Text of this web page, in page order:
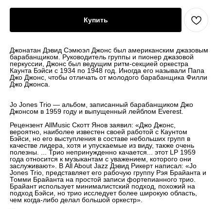
Купить
Джонатан Дэвид Сэмюэл Джонс был американским джазовым
барабанщиком. Руководитель группы и пионер джазовой
перкуссии, Джонс был ведущим ритм-секцией оркестра
Каунта Бэйси с 1934 по 1948 год. Иногда его называли Папа
Джо Джонс, чтобы отличать от молодого барабанщика Филли
Джо Джонса.
Jo Jones Trio — альбом, записанный барабанщиком Джо
Джонсом в 1959 году и выпущенный лейблом Everest.
Рецензент AllMusic Скотт Янов заявил: «Джо Джонс,
вероятно, наиболее известен своей работой с Каунтом
Бэйси, но его выступления в составе небольших групп в
качестве лидера, хотя и упускаемые из виду, также очень
полезны. ... Трио непринужденно качается... этот LP 1959
года относится к музыкантам с уважением, которого они
заслуживают». В All About Jazz Дэвид Рикерт написал: «Jo
Jones Trio, представляет его рабочую группу Рэя Брайанта и
Томми Брайанта на простой записи фортепианного трио.
Брайант использует минималистский подход, похожий на
подход Бэйси, но трио исследует более широкую область,
чем когда-либо делал большой оркестр».